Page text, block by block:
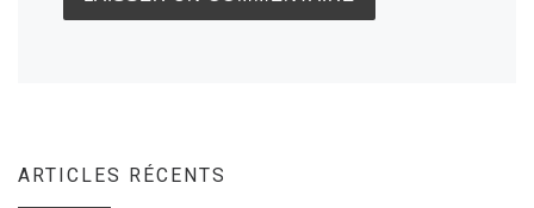
ARTICLES RÉCENTS